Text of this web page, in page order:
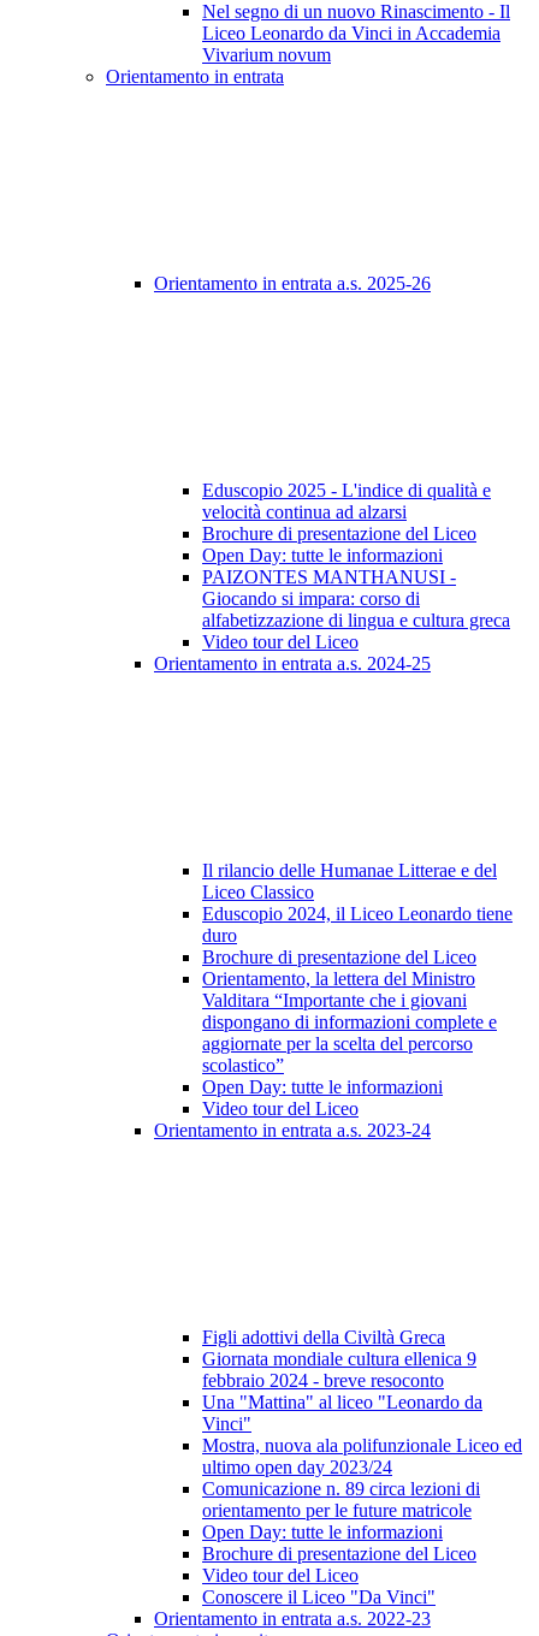
Nel segno di un nuovo Rinascimento - Il
Liceo Leonardo da Vinci in Accademia
Vivarium novum
Orientamento in entrata
Orientamento in entrata a.s. 2025-26
Eduscopio 2025 - L'indice di qualità e
velocità continua ad alzarsi
Brochure di presentazione del Liceo
Open Day: tutte le informazioni
PAIZONTES MANTHANUSI -
Giocando si impara: corso di
alfabetizzazione di lingua e cultura greca
Video tour del Liceo
Orientamento in entrata a.s. 2024-25
Il rilancio delle Humanae Litterae e del
Liceo Classico
Eduscopio 2024, il Liceo Leonardo tiene
duro
Brochure di presentazione del Liceo
Orientamento, la lettera del Ministro
Valditara “Importante che i giovani
dispongano di informazioni complete e
aggiornate per la scelta del percorso
scolastico”
Open Day: tutte le informazioni
Video tour del Liceo
Orientamento in entrata a.s. 2023-24
Figli adottivi della Civiltà Greca
Giornata mondiale cultura ellenica 9
febbraio 2024 - breve resoconto
Una "Mattina" al liceo "Leonardo da
Vinci"
Mostra, nuova ala polifunzionale Liceo ed
ultimo open day 2023/24
Comunicazione n. 89 circa lezioni di
orientamento per le future matricole
Open Day: tutte le informazioni
Brochure di presentazione del Liceo
Video tour del Liceo
Conoscere il Liceo "Da Vinci"
Orientamento in entrata a.s. 2022-23